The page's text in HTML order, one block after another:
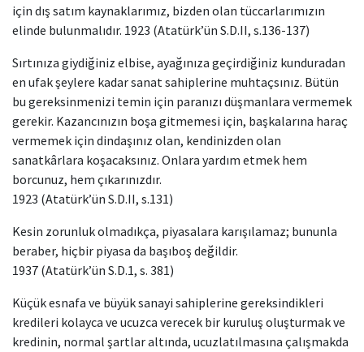
için dış satım kaynaklarımız, bizden olan tüccarlarımızın
elinde bulunmalıdır. 1923 (Atatürk’ün S.D.II, s.136-137)
Sırtınıza giydiğiniz elbise, ayağınıza geçirdiğiniz kunduradan
en ufak şeylere kadar sanat sahiplerine muhtaçsınız. Bütün
bu gereksinmenizi temin için paranızı düşmanlara vermemek
gerekir. Kazancınızın boşa gitmemesi için, başkalarına haraç
vermemek için dindaşınız olan, kendinizden olan
sanatkârlara koşacaksınız. Onlara yardım etmek hem
borcunuz, hem çıkarınızdır.
1923 (Atatürk’ün S.D.II, s.131)
Kesin zorunluk olmadıkça, piyasalara karışılamaz; bununla
beraber, hiçbir piyasa da başıboş değildir.
1937 (Atatürk’ün S.D.1, s. 381)
Küçük esnafa ve büyük sanayi sahiplerine gereksindikleri
kredileri kolayca ve ucuzca verecek bir kuruluş oluşturmak ve
kredinin, normal şartlar altında, ucuzlatılmasına çalışmakda